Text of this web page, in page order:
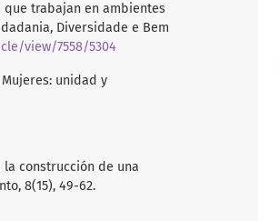
que trabajan en ambientes
Diversidade e Bem
view/7558/5304
unidad y
la construcción de una
8(15), 49-62.